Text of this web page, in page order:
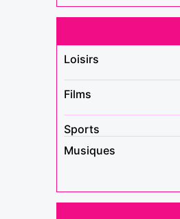
Loisirs
Films
Sports
Musiques